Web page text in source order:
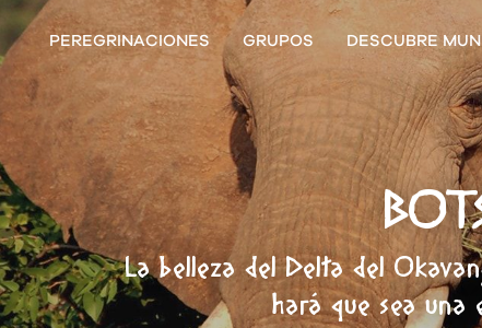
PEREGRINACIONES GRUPOS DESCUBRE
La belleza del Delta del
hará que sea una